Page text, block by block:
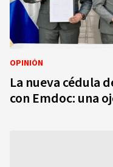
OPINIÓN
La nueva cédula
con Emdoc: una